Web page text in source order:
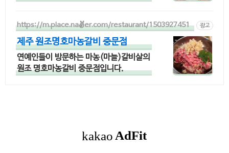
https://m.place.naver.com/restaurant/1503927451 광고
제주 원조명호마농갈비 중문점
연예인들이 방문하는 마농(마늘)갈비살의
원조 명호마농갈비 중문점입니다.